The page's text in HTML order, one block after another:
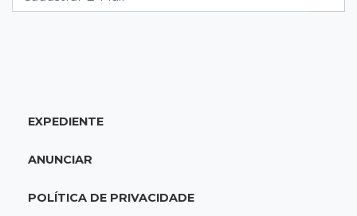
18:33Em 2022
adolescente atropelada no Amazonas
18:15 Nubank Parque
EXPEDIENTE
ANUNCIAR
POLÍTICA DE PRIVACIDADE